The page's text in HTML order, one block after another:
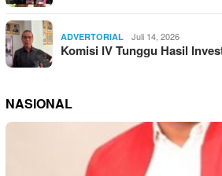
ADVERTORIAL Juli 14, 2026
Komisi IV Tunggu Hasil
NASIONAL